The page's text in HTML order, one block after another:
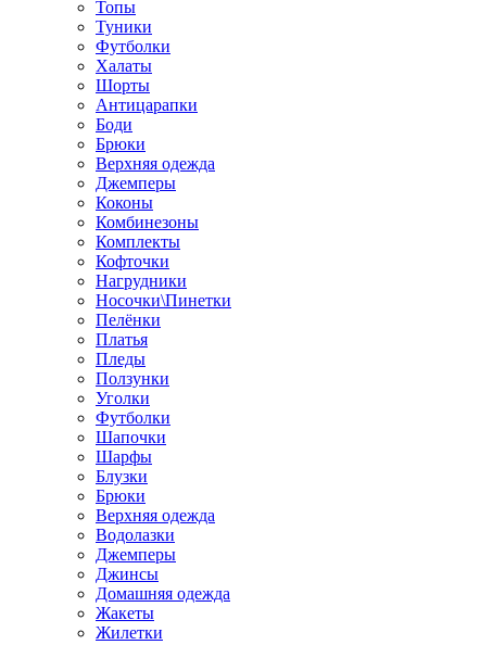
Топы
Туники
Футболки
Халаты
Шорты
Антицарапки
Боди
Брюки
Верхняя одежда
Джемперы
Коконы
Комбинезоны
Комплекты
Кофточки
Нагрудники
Носочки\Пинетки
Пелёнки
Платья
Пледы
Ползунки
Уголки
Футболки
Шапочки
Шарфы
Блузки
Брюки
Верхняя одежда
Водолазки
Джемперы
Джинсы
Домашняя одежда
Жакеты
Жилетки